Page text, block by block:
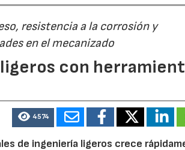
resistencia a la corrosión y
en el mecanizado
con
4574
de ingeniería ligeros crece